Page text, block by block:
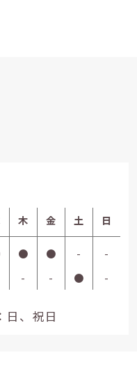
木 金 土 日
● ● -
-
- - ● -
、祝日